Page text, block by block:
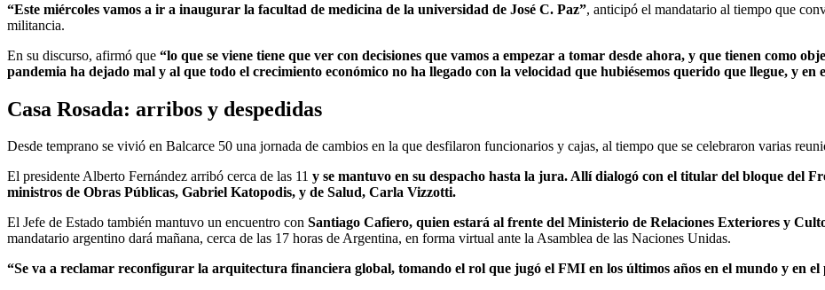
“Este miércoles vamos a ir a inaugurar la facultad de medicina de la universidad de José C. Paz”, anticipó el mandatario al tiempo que
militancia.
En su discurso, afirmó que “lo que se viene tiene que ver con decisiones que vamos a empezar a tomar desde ahora, y que tienen como
pandemia ha dejado mal y al que todo el crecimiento económico no ha llegado con la velocidad que hubiésemos querido que llegue, y en
Casa Rosada: arribos y despedidas
Desde temprano se vivió en Balcarce 50 una jornada de cambios en la que desfilaron funcionarios y cajas, al tiempo que se celebraron varias
El presidente Alberto Fernández arribó cerca de las 11 y se mantuvo en su despacho hasta la jura. Allí dialogó con el titular del bloque del
ministros de Obras Públicas, Gabriel Katopodis, y de Salud, Carla Vizzotti.
El Jefe de Estado también mantuvo un encuentro con Santiago Cafiero, quien estará al frente del Ministerio de Relaciones Exteriores y
mandatario argentino dará mañana, cerca de las 17 horas de Argentina, en forma virtual ante la Asamblea de las Naciones Unidas.
“Se va a reclamar reconfigurar la arquitectura financiera global, tomando el rol que jugó el FMI en los últimos años en el mundo y en